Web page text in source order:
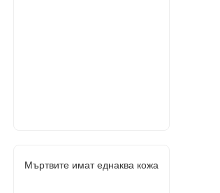
Мъртвите имат еднаква кожа